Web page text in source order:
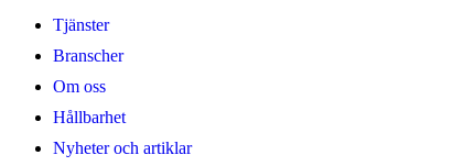
Tjänster
Branscher
Om oss
Hållbarhet
Nyheter och artiklar